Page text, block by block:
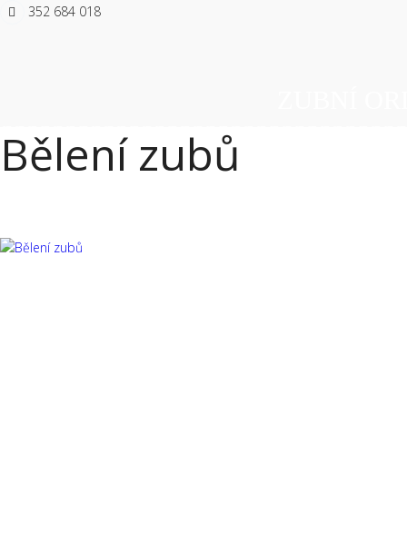
352 684 018
Bělení zubů